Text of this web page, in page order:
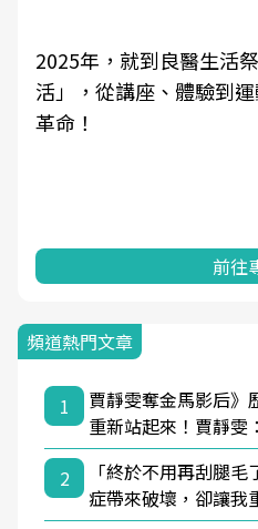
2025年，就到良醫生活
活」，從講座、體驗到
革命！
前往
頻道熱門文章
1
賈靜雯奪金馬影后
重新站起來！賈靜雯
2
「終於不用再刮腿
症帶來破壞，卻讓我